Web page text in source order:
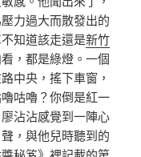
力過大而散發出的
知道該走還是新竹
，都是綠燈。一個
中央，搖下車窗，
咕嚕？你倒是紅一
沾沾感覺到一陣心
，與他兒時聽到的